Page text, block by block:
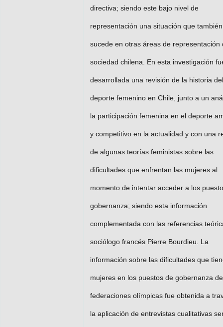
directiva; siendo este bajo nivel de
representación una situación que también
sucede en otras áreas de representación
sociedad chilena. En esta investigación
desarrollada una revisión de la historia del
deporte femenino en Chile, junto a un
la participación femenina en el deporte
y competitivo en la actualidad y con una
de algunas teorías feministas sobre las
dificultades que enfrentan las mujeres al
momento de intentar acceder a los
gobernanza; siendo esta información
complementada con las referencias
sociólogo francés Pierre Bourdieu. La
información sobre las dificultades que
mujeres en los puestos de gobernanza
federaciones olímpicas fue obtenida a
la aplicación de entrevistas cualitativas